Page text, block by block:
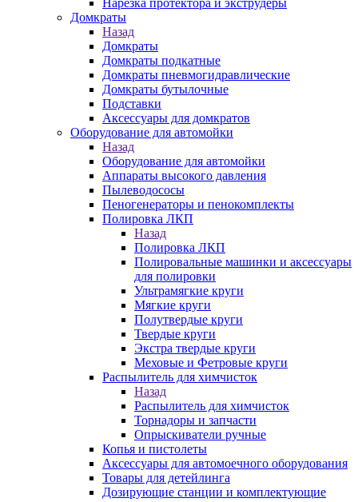
Нарезка протектора и экструдеры
Домкраты
Назад
Домкраты
Домкраты подкатные
Домкраты пневмогидравлические
Домкраты бутылочные
Подставки
Аксессуары для домкратов
Оборудование для автомойки
Назад
Оборудование для автомойки
Аппараты высокого давления
Пылеводососы
Пеногенераторы и пенокомплекты
Полировка ЛКП
Назад
Полировка ЛКП
Полировальные машинки и аксессуары
для полировки
Ультрамягкие круги
Мягкие круги
Полутвердые круги
Твердые круги
Экстра твердые круги
Меховые и Фетровые круги
Распылитель для химчисток
Назад
Распылитель для химчисток
Торнадоры и запчасти
Опрыскиватели ручные
Копья и пистолеты
Аксессуары для автомоечного оборудования
Товары для детейлинга
Дозирующие станции и комплектующие